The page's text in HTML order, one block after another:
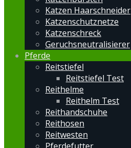
Katzen Haarschneider
Katzenschutznetze
Katzenschreck
Geruchsneutralisierer
Pferde
Reitstiefel
Reitstiefel Test
Reithelme
Reithelm Test
Reithandschuhe
Reithosen
Reitwesten